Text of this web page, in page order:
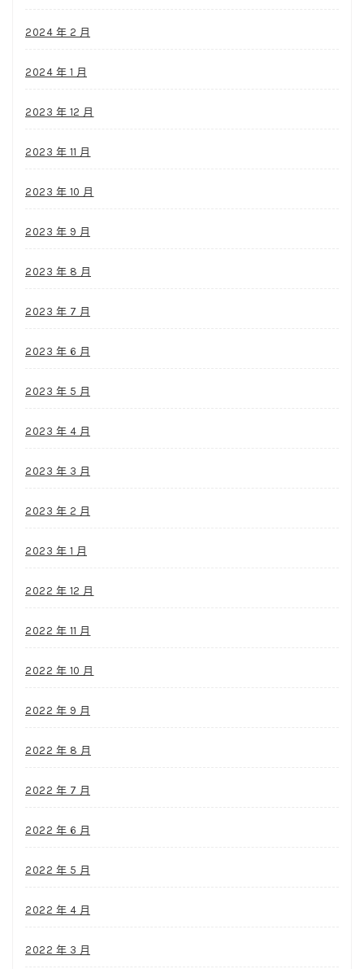
2024 年 2 月
2024 年 1 月
2023 年 12 月
2023 年 11 月
2023 年 10 月
2023 年 9 月
2023 年 8 月
2023 年 7 月
2023 年 6 月
2023 年 5 月
2023 年 4 月
2023 年 3 月
2023 年 2 月
2023 年 1 月
2022 年 12 月
2022 年 11 月
2022 年 10 月
2022 年 9 月
2022 年 8 月
2022 年 7 月
2022 年 6 月
2022 年 5 月
2022 年 4 月
2022 年 3 月